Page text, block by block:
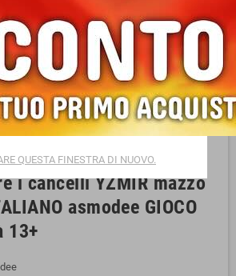
i cancelli YZMIR mazzo
asmodee GIOCO
13+
QUESTA FINESTRA DI NUOVO.